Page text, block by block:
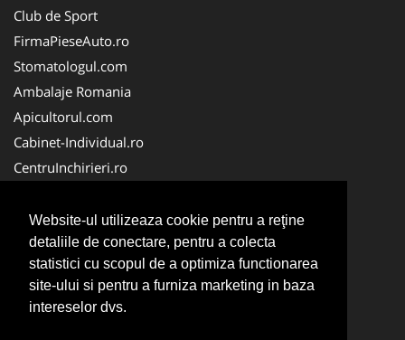
Website-ul utilizeaza cookie pentru a reţine
detaliile de conectare, pentru a colecta
statistici cu scopul de a optimiza functionarea
site-ului si pentru a furniza marketing in baza
intereselor dvs.
Club de Sport
FirmaPieseAuto.ro
Stomatologul.com
Ambalaje Romania
Apicultorul.com
Cabinet-Individual.ro
CentruInchirieri.ro
FirmaDeratizare.ro
InstructorScoalaAuto.ro
SalonFrizerieCanina.com
Scoala Auto